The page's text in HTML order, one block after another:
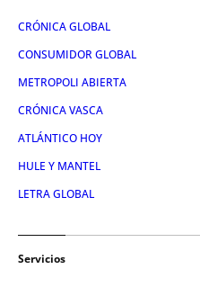
CRÓNICA GLOBAL
CONSUMIDOR GLOBAL
METROPOLI ABIERTA
CRÓNICA VASCA
ATLÁNTICO HOY
HULE Y MANTEL
LETRA GLOBAL
Servicios